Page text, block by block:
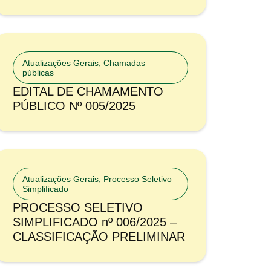
Atualizações Gerais Chamadas
públicas
EDITAL DE CHAMAMENTO
PÚBLICO Nº 005/2025
Atualizações Gerais Processo Seletivo
Simplificado
PROCESSO SELETIVO
SIMPLIFICADO nº 006/2025 –
CLASSIFICAÇÃO PRELIMINAR